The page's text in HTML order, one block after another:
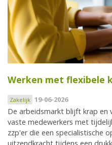
Werken met flexibele
Zakelijk 19-06-2026
De arbeidsmarkt blijft krap en
vaste medewerkers met
zzp'er die een specialistische